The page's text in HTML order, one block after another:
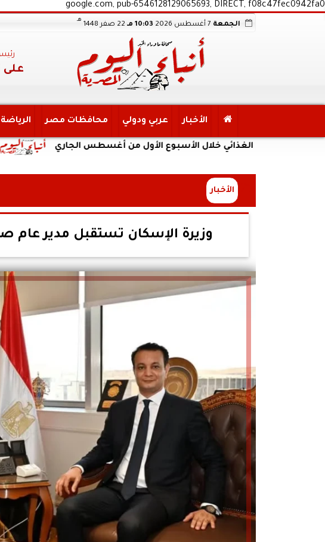
google.com, pub-6546128129065693, DIRECT, f08c47fec0942fa0
الجمعة 10:03 مـ 22 صفر 1448
هـ
على
الأخبار عربي ودولي محافظات مصر الرياضة
رئيس الغذائي خلال الأسبوع الأول من أغسطس الجاري
الأخبار
وزيرة الإسكان تستقبل مدير عام